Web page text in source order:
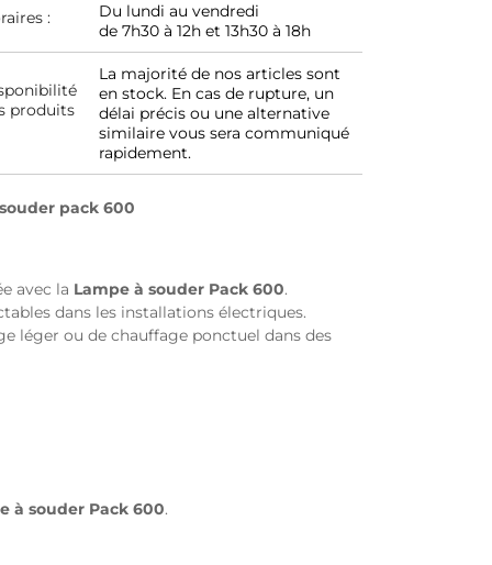
:
Du lundi au vendredi
de 7h30 à 12h et 13h30 à 18h
produits
La majorité de nos articles sont
en stock. En cas de rupture, un
délai précis ou une alternative
similaire vous sera communiqué
rapidement.
pack 600
avec la Lampe à souder Pack 600.
dans les installations électriques.
léger ou de chauffage ponctuel dans des
à souder Pack 600.